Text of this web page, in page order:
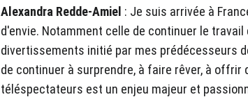
Alexandra Redde-Amiel : Je suis arrivée à
d'envie. Notamment celle de continuer le travail
divertissements initié par mes prédécesseurs
de continuer à surprendre, à faire rêver, à offrir
téléspectateurs est un enjeu majeur et